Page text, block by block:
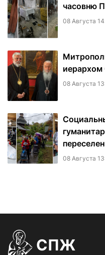
часовню
08 Августа
иерархом
08 Августа
08 Августа
СПЖ